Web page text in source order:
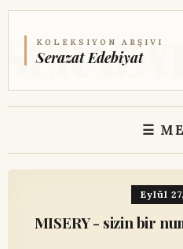
KOLEKSIYON ARŞIVI
Serazat Edebiyat
☰
Eylül
MISERY - sizin bir